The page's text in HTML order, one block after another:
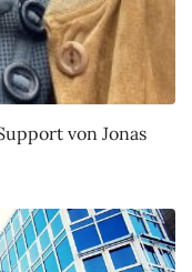
von Jonas